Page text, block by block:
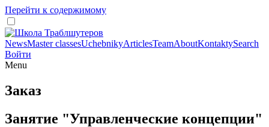
Перейти к содержимому
NewsMaster classesUchebnikyArticlesTeamAboutKontaktySearch
Войти
Menu
Заказ
Занятие "Управленческие концепции"